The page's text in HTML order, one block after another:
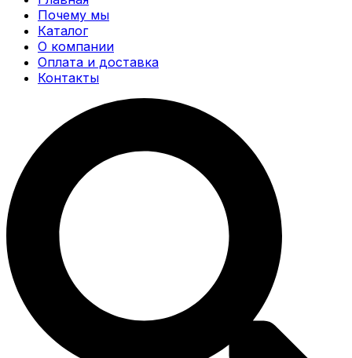
Почему мы
Каталог
О компании
Оплата и доставка
Контакты